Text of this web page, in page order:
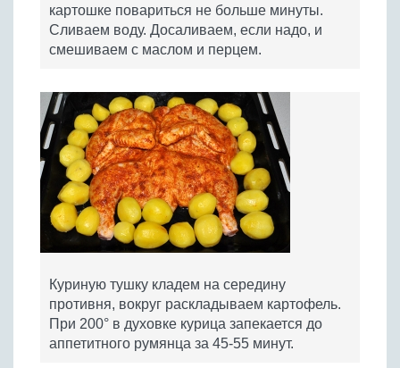
картошке повариться не больше минуты.
Сливаем воду. Досаливаем, если надо, и
смешиваем с маслом и перцем.
Куриную тушку кладем на середину
противня, вокруг раскладываем картофель.
При 200° в духовке курица запекается до
аппетитного румянца за 45-55 минут.